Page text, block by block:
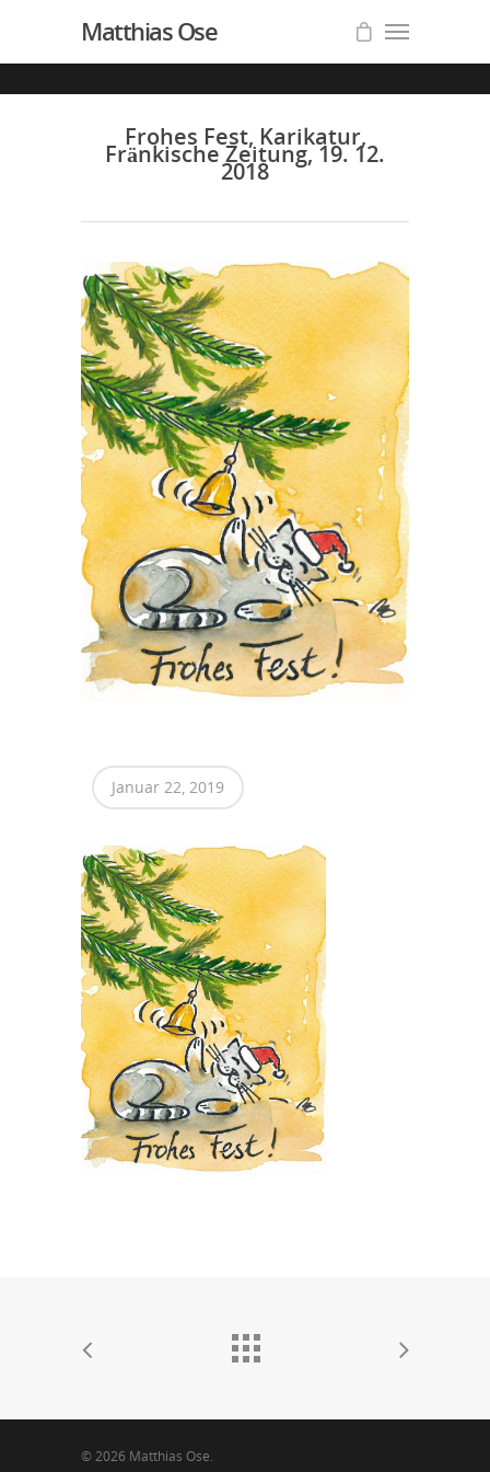
Matthias Ose
Frohes Fest, Karikatur,
Fränkische Zeitung, 19. 12.
2018
Januar 22, 2019
© 2026 Matthias Ose.